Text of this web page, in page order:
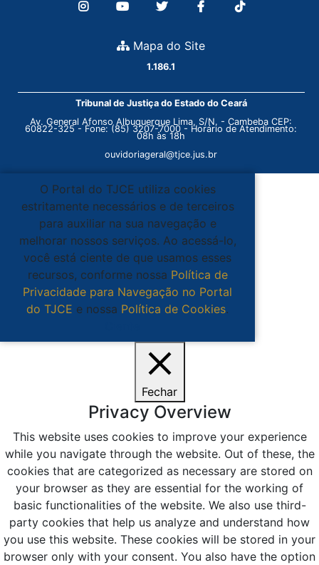
Mapa do Site
1.186.1
Tribunal de Justiça do Estado do Ceará
Av. General Afonso Albuquerque Lima, S/N. - Cambeba CEP:
60822-325 - Fone: (85) 3207-7000 - Horário de Atendimento:
08h às 18h
ouvidoriageral@tjce.jus.br
O Portal do TJCE utiliza cookies
estritamente necessários e de terceiros
para auxiliar na sua navegação e
melhorar nossos serviços. Ao acessá-lo,
você está ciente de que usamos esses
recursos, conforme nossa Política de
Privacidade para Navegação no Portal
do TJCE e nossa Política de Cookies.
Fechar
Privacy Overview
This website uses cookies to improve your experience
while you navigate through the website. Out of these, the
cookies that are categorized as necessary are stored on
your browser as they are essential for the working of
basic functionalities of the website. We also use third-
party cookies that help us analyze and understand how
you use this website. These cookies will be stored in your
browser only with your consent. You also have the option